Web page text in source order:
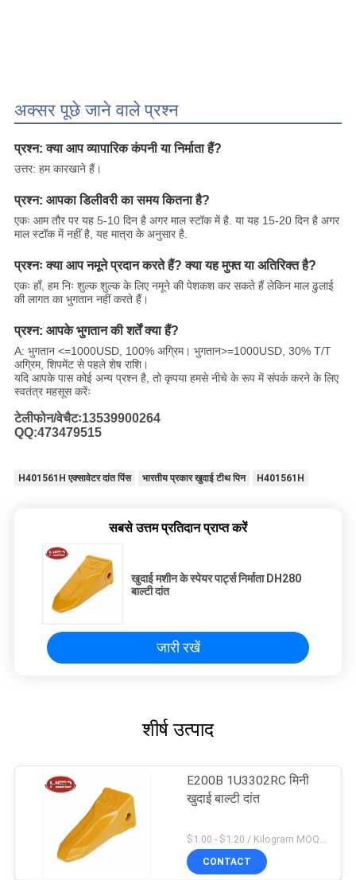
अक्सर पूछे जाने वाले प्रश्न
प्रश्न: क्या आप व्यापारिक कंपनी या निर्माता हैं?
उत्तर: हम कारखाने हैं।
प्रश्न: आपका डिलीवरी का समय कितना है?
एकः आम तौर पर यह 5-10 दिन है अगर माल स्टॉक में है. या यह 15-20 दिन है अगर
माल स्टॉक में नहीं है, यह मात्रा के अनुसार है.
प्रश्नः क्या आप नमूने प्रदान करते हैं? क्या यह मुफ्त या अतिरिक्त है?
एकः हाँ, हम निः शुल्क शुल्क के लिए नमूने की पेशकश कर सकते हैं लेकिन माल ढुलाई
की लागत का भुगतान नहीं करते हैं।
प्रश्न: आपके भुगतान की शर्तें क्या हैं?
A: भुगतान <=1000USD, 100% अग्रिम। भुगतान>=1000USD, 30% T/T
अग्रिम, शिपमेंट से पहले शेष राशि।
यदि आपके पास कोई अन्य प्रश्न है, तो कृपया हमसे नीचे के रूप में संपर्क करने के लिए
स्वतंत्र महसूस करेंः
टेलीफोन/वेचैटः13539900264
QQ:473479515
H401561H एक्सावेटर दांत पिंस भारतीय प्रकार खुदाई टीथ पिन H401561H
सबसे उत्तम प्रतिदान प्राप्त करें
खुदाई मशीन के स्पेयर पार्ट्स निर्माता DH280
बाल्टी दांत
जारी रखें
शीर्ष उत्पाद
E200B 1U3302RC मिनी
खुदाई बाल्टी दांत
$1.00 - $1.20 / Kilogram MOQ:100 किलोग्राम / किलोग्राम
CONTACT